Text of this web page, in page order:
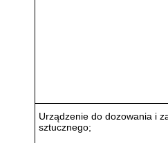
Urządzenie do dozowania i
sztucznego;